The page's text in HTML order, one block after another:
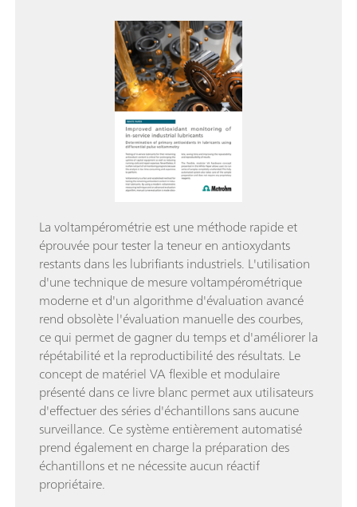
La voltampérométrie est une méthode rapide et
éprouvée pour tester la teneur en antioxydants
restants dans les lubrifiants industriels. L'utilisation
d'une technique de mesure voltampérométrique
moderne et d'un algorithme d'évaluation avancé
rend obsolète l'évaluation manuelle des courbes,
ce qui permet de gagner du temps et d'améliorer la
répétabilité et la reproductibilité des résultats. Le
concept de matériel VA flexible et modulaire
présenté dans ce livre blanc permet aux utilisateurs
d'effectuer des séries d'échantillons sans aucune
surveillance. Ce système entièrement automatisé
prend également en charge la préparation des
échantillons et ne nécessite aucun réactif
propriétaire.